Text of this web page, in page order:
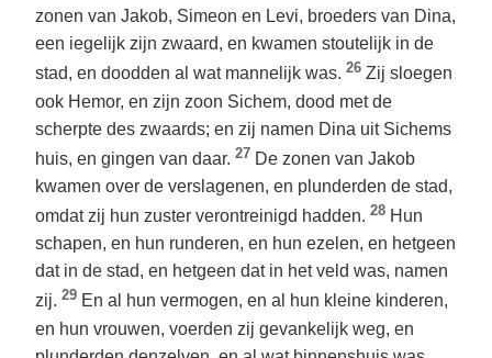
zonen van Jakob, Simeon en Levi, broeders van Dina,
een iegelijk zijn zwaard, en kwamen stoutelijk in de
stad, en doodden al wat mannelijk was. 26 Zij sloegen
ook Hemor, en zijn zoon Sichem, dood met de
scherpte des zwaards; en zij namen Dina uit Sichems
huis, en gingen van daar. 27 De zonen van Jakob
kwamen over de verslagenen, en plunderden de stad,
omdat zij hun zuster verontreinigd hadden. 28 Hun
schapen, en hun runderen, en hun ezelen, en hetgeen
dat in de stad, en hetgeen dat in het veld was, namen
zij. 29 En al hun vermogen, en al hun kleine kinderen,
en hun vrouwen, voerden zij gevankelijk weg, en